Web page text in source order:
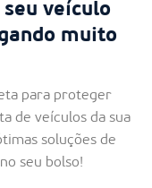
veículo
muito
para proteger
de veículos da sua
soluções de
seu bolso!